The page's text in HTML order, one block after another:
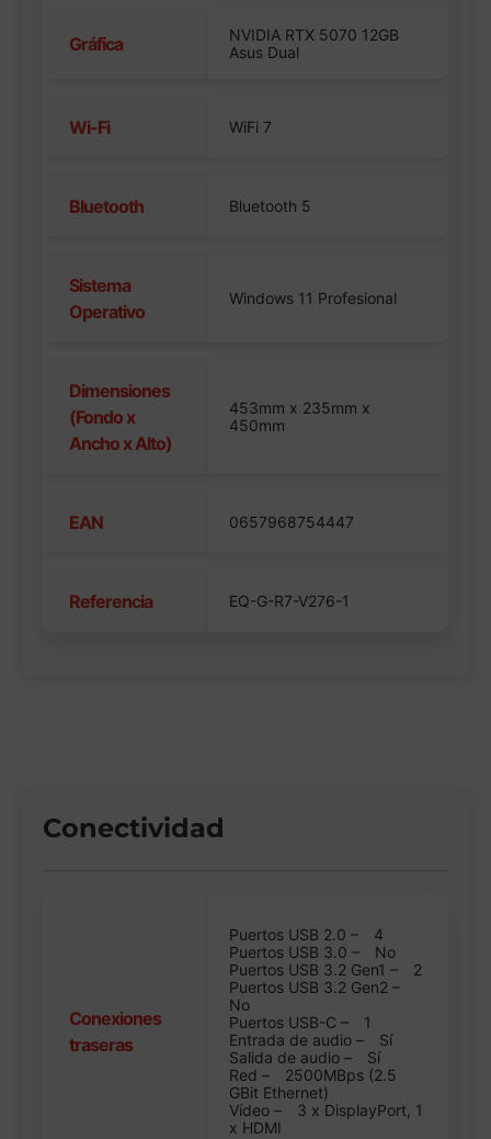
Gráfica
NVIDIA RTX 5070 12GB
Asus Dual
Wi-Fi WiFi 7
Bluetooth Bluetooth 5
Sistema
Operativo
Windows 11 Profesional
Dimensiones
(Fondo x
Ancho x Alto)
453mm x 235mm x
450mm
EAN 0657968754447
Referencia EQ-G-R7-V276-1
Conectividad
Conexiones
traseras
Puertos USB 2.0 –
4
Puertos USB 3.0 –
No
Puertos USB 3.2 Gen1 –
2
Puertos USB 3.2 Gen2 –
No
Puertos USB-C –
1
Entrada de audio –
Sí
Salida de audio –
Sí
Red –
2500MBps (2.5
GBit Ethernet)
Vídeo –
3 x DisplayPort, 1
x HDMI